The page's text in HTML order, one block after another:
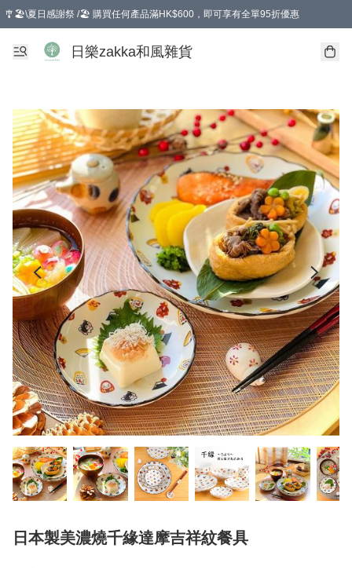
🎐🏖️\夏日感謝祭 /🏖️ 購買任何產品滿HK$600，即可享有全單95折優惠
選擇GoGoX住宅/工商地址配送，單一訂單消費購物滿HK$680(折扣後），可享有
日樂zakka和風雜貨
日本製美濃燒千緣達摩吉祥紋餐具